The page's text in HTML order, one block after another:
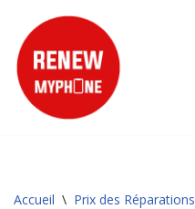
Aller
au
contenu
Accueil \ Prix des Réparations